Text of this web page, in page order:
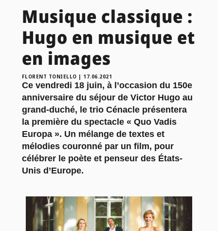
Musique classique :
Hugo en musique et
en images
FLORENT TONIELLO | 17.06.2021
Ce vendredi 18 juin, à l’occasion du 150e
anniversaire du séjour de Victor Hugo au
grand-duché, le trio Cénacle présentera
la première du spectacle « Quo Vadis
Europa ». Un mélange de textes et
mélodies couronné par un film, pour
célébrer le poète et penseur des États-
Unis d’Europe.